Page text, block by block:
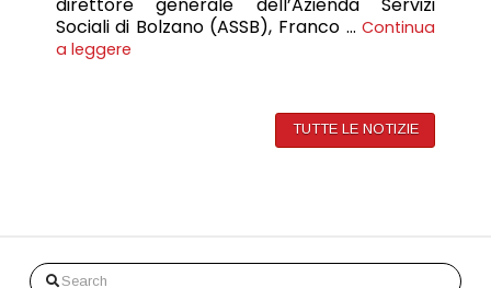
direttore generale dell’Azienda Servizi
Sociali di Bolzano (ASSB), Franco …Continua
a leggere
TUTTE LE NOTIZIE
Search